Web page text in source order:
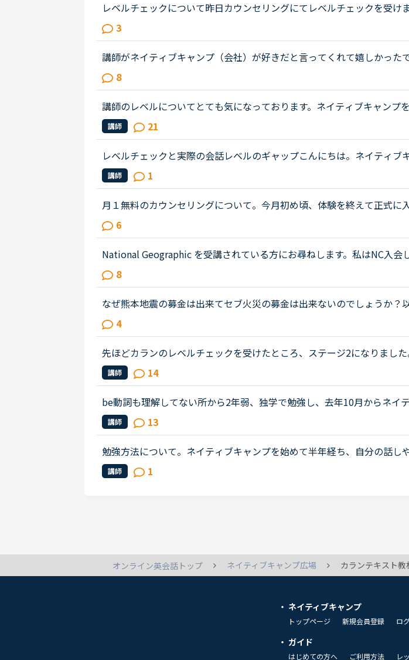
レベルチェックについて昨日カウンセリングにてレベルチェックを受け
のうちレベル3だと言われちょっとショックを受けています。1年以上や
だと。そしてカウンセラーの方に今...
3
講師がネイティブキャンプ（会社）が好きだと言ってくれて嬉しかった
ャンプに入会してから５ケ月の間お世話になっている大好きな講師が言
ャンプはこれまで働いたESL（第二言...
8
講師のレベルについてとても気になっております。ネイティブキャンプ
文法と発音の基礎から始めてきたおかげで、段々と言いたいことを表現で
いることもほぼ理解できるようにな...
講師 21
レベルチェックと実際の会話レベルのギャップこんにちは。ネイティブ
1.5年。先生たちのおかげで、先日久しぶりにレベルチェックをやってみ
をいただきました。これは、ネイテ...
講師 1
月１無料のカウンセリングについて。今月初め頃、体験を終えて正式に
の子供ですが、プリスクールに通っていたのでそこそこ話せます。が、
こまで文法など理解しているのかわ...
6
National Geographic を受講されている方にお尋ねします。私はNC入会
で受講しているのはカランメソッドで、ほぼ毎日受講しています。それ以
世界一周旅行、TOEIC600、スタサプ...
8
なぜ熊本地震の募金は出来てセブ火災の募金は出来ないのでしょうか？
トピックで <a href="https://nativecamp.net/user/message-board/
ank">https://nativecamp.net/user/message-board/detail/842</a> セブ
href="http://www.sunstar.com.ph/cebu/loca..."
m.ph/cebu/loca...</a>
4
先ほどカランのレベルチェックを受けたところ、ステージ2になりまし
手で、受け答えが悪かったのかもしれませんが、ここ数年の自身の英語
ョッキングでした...通常のレッス...
講師 14
be動詞も理解してない所から2年弱、独学で勉強し、去年10月からネイ
めました。ネイティブキャンプも4ヶ月位までは頑張っていたのですが、
になりカランメソッドだけを受講して...
講師 13
勉強方法について。ネイティブキャンプを始めて半年経ち、自分の話し
度必要とされる会話は出来るようになりました。日本人講師を含め数人
キルはgood enough、じゅうぶんコミ...
講師 1
オンライン英会話トップ ネイティブキャンプ広場 カランテキスト教材の必要性 はじめてトピック作らせて頂きます。 今月からネイティブキャンプに入会致し
ネイティブキャンプ
トップページ 新規会員登録 ロ
ガイド
はじめての方へ ご利用方法 レ